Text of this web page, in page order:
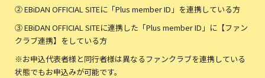
② EBiDAN OFFICIAL SITEに「Plus member ID」を連携している方
③ EBiDAN OFFICIAL SITEに連携した「Plus member ID」に【ファン
クラブ連携】をしている方
※お申込代表者様と同行者様は異なるファンクラブを連携している
状態でもお申込みが可能です。